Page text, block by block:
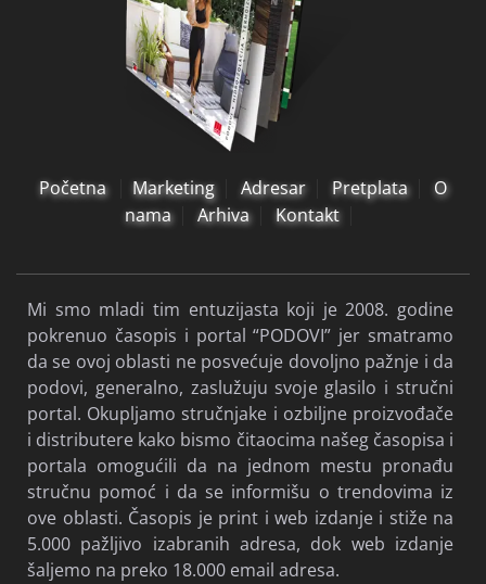
Početna Marketing Adresar Pretplata
O
nama
Arhiva Kontakt
Mi smo mladi tim entuzijasta koji je 2008. godine
pokrenuo časopis i portal “PODOVI” jer smatramo
da se ovoj oblasti ne posvećuje dovoljno pažnje i da
podovi, generalno, zaslužuju svoje glasilo i stručni
portal. Okupljamo stručnjake i ozbiljne proizvođače
i distributere kako bismo čitaocima našeg časopisa i
portala omogućili da na jednom mestu pronađu
stručnu pomoć i da se informišu o trendovima iz
ove oblasti. Časopis je print i web izdanje i stiže na
5.000 pažljivo izabranih adresa, dok web izdanje
šaljemo na preko 18.000 email adresa.